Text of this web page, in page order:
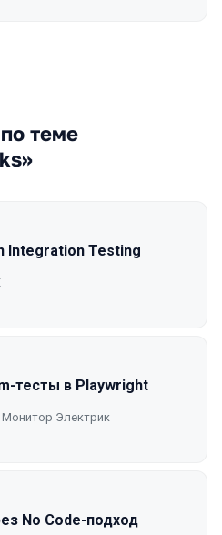
теме
Integration Testing
тесты в Playwright
Монитор Электрик
No Code-подход